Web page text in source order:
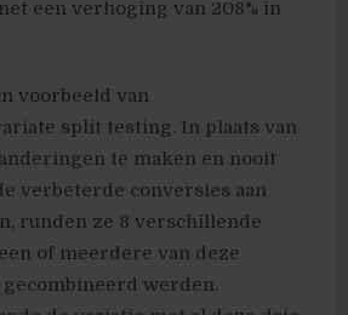
een verhoging van 208% in
voorbeeld van
split testing. In plaats van
te maken en nooit
verbeterde conversies aan
runden ze 8 verschillende
of meerdere van deze
werden.